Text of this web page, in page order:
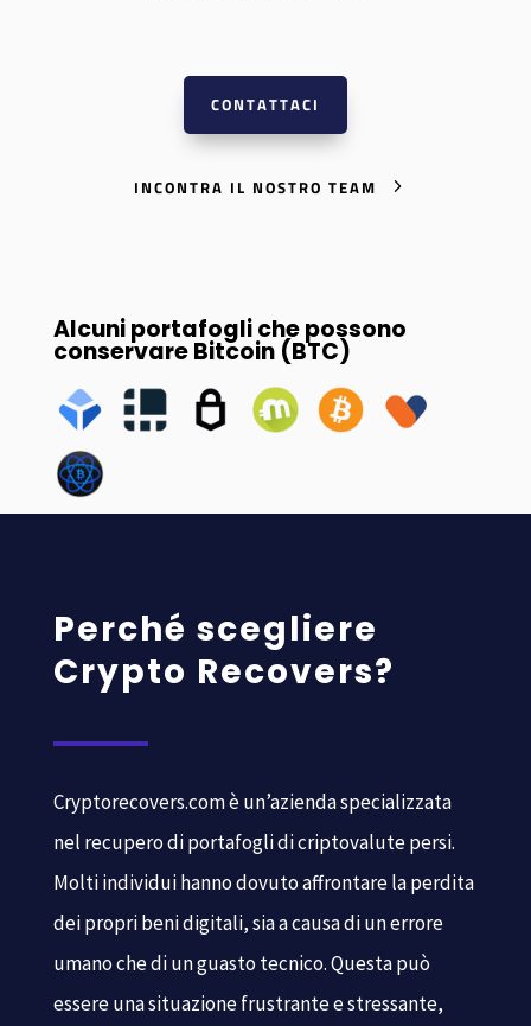
CONTATTACI
INCONTRA IL NOSTRO TEAM
Alcuni portafogli che possono
conservare Bitcoin (BTC)
Perché scegliere
Crypto Recovers?
Cryptorecovers.com è un’azienda specializzata
nel recupero di portafogli di criptovalute persi.
Molti individui hanno dovuto affrontare la perdita
dei propri beni digitali, sia a causa di un errore
umano che di un guasto tecnico. Questa può
essere una situazione frustrante e stressante,